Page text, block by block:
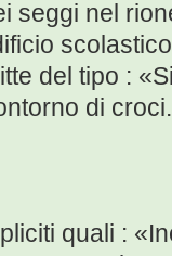
seggi nel
del tipo :
di croci.
quali :